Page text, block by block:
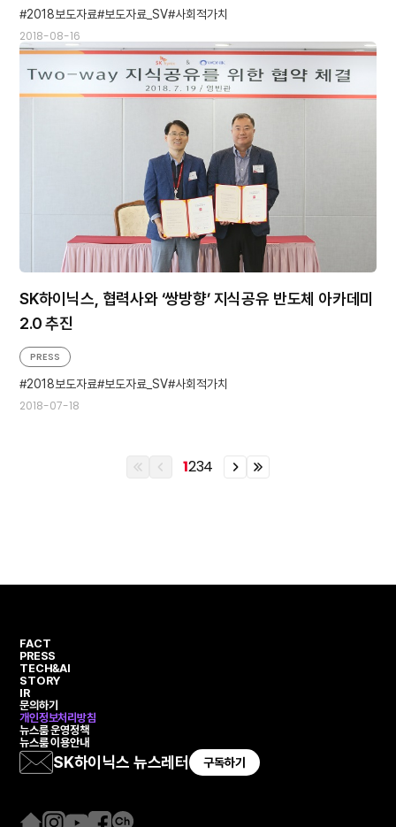
2018-08-16
2018보도자료 보도자료_SV 사회적가치
SK하이닉스, 협력사와 ‘쌍방향’ 지식공유 반도체 아카데미
2.0 추진
2018-07-18
PRESS
2018보도자료 보도자료_SV 사회적가치
이
이
1234
이
이
FACT
PRESS
TECH&AI
STORY
IR
문의하기
개인정보처리방침
뉴스룸 운영정책
뉴스룸 이용안내
SK하이닉스 뉴스레터 구독하기
홈 인 유 페 카